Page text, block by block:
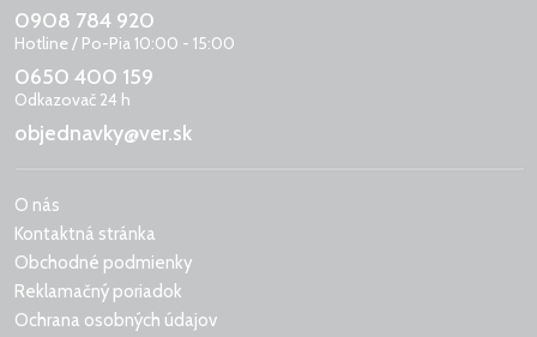
0908 784 920
Hotline / Po-Pia 10:00 - 15:00
0650 400 159
Odkazovač 24 h
objednavky@ver.sk
O nás
Kontaktná stránka
Obchodné podmienky
Reklamačný poriadok
Ochrana osobných údajov